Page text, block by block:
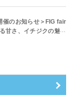
催のお知らせ＞FIG fair
甘さ、イチジクの魅力
ジク尽くしの全4種が